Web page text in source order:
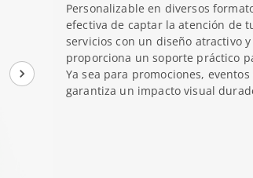
Personalizable en diversos
efectiva de captar la atención de
servicios con un diseño atractivo
proporciona un soporte práctico
Ya sea para promociones,
garantiza un impacto visual